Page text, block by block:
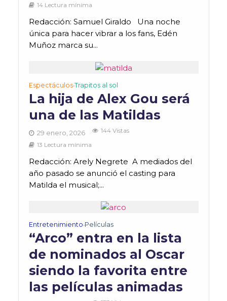
14 Lectura mínima
Redacción: Samuel Giraldo Una noche
única para hacer vibrar a los fans, Edén
Muñoz marca su...
Espectáculos•Trapitos al sol
La hija de Alex Gou será
una de las Matildas
29 enero, 2026
144 Vistas
13 Lectura mínima
Redacción: Arely Negrete A mediados del
año pasado se anunció el casting para
Matilda el musical;...
Entretenimiento•Películas
“Arco” entra en la lista
de nominados al Oscar
siendo la favorita entre
las películas animadas